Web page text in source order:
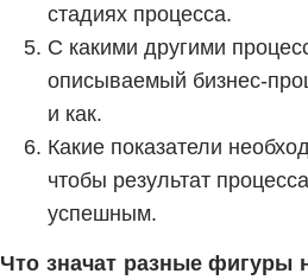
стадиях процесса.
С какими другими
описываемый бизнес-
и как.
Какие показатели
чтобы результат
успешным.
Что значат разные фигуры